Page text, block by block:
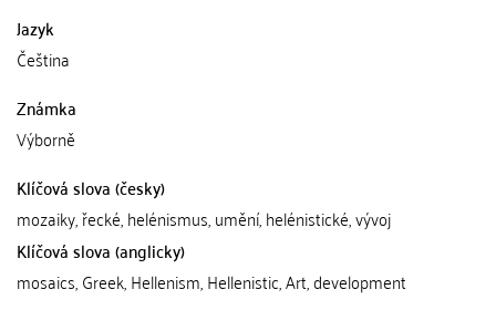
Jazyk
Čeština
Známka
Výborně
Klíčová slova (česky)
mozaiky, řecké, helénismus, umění, helénistické, vývoj
Klíčová slova (anglicky)
mosaics, Greek, Hellenism, Hellenistic, Art, development